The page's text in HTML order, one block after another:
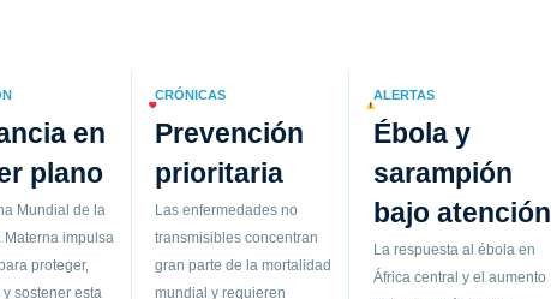
en
plano
Mundial de la
Materna impulsa
proteger,
sostener esta
CRÓNICAS
Prevención
prioritaria
Las enfermedades no
transmisibles concentran
gran parte de la mortalidad
mundial y requieren
ALERTAS
Ébola y
sarampión
bajo atención
La respuesta al ébola en
África central y el aumento